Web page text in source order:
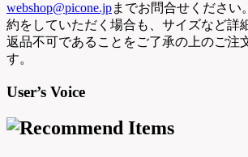
webshop@picone.jpまでお問合せください
約をしていただく場合も、サイズなど詳
返品不可であることをご了承の上のご注
す。
User’s Voice